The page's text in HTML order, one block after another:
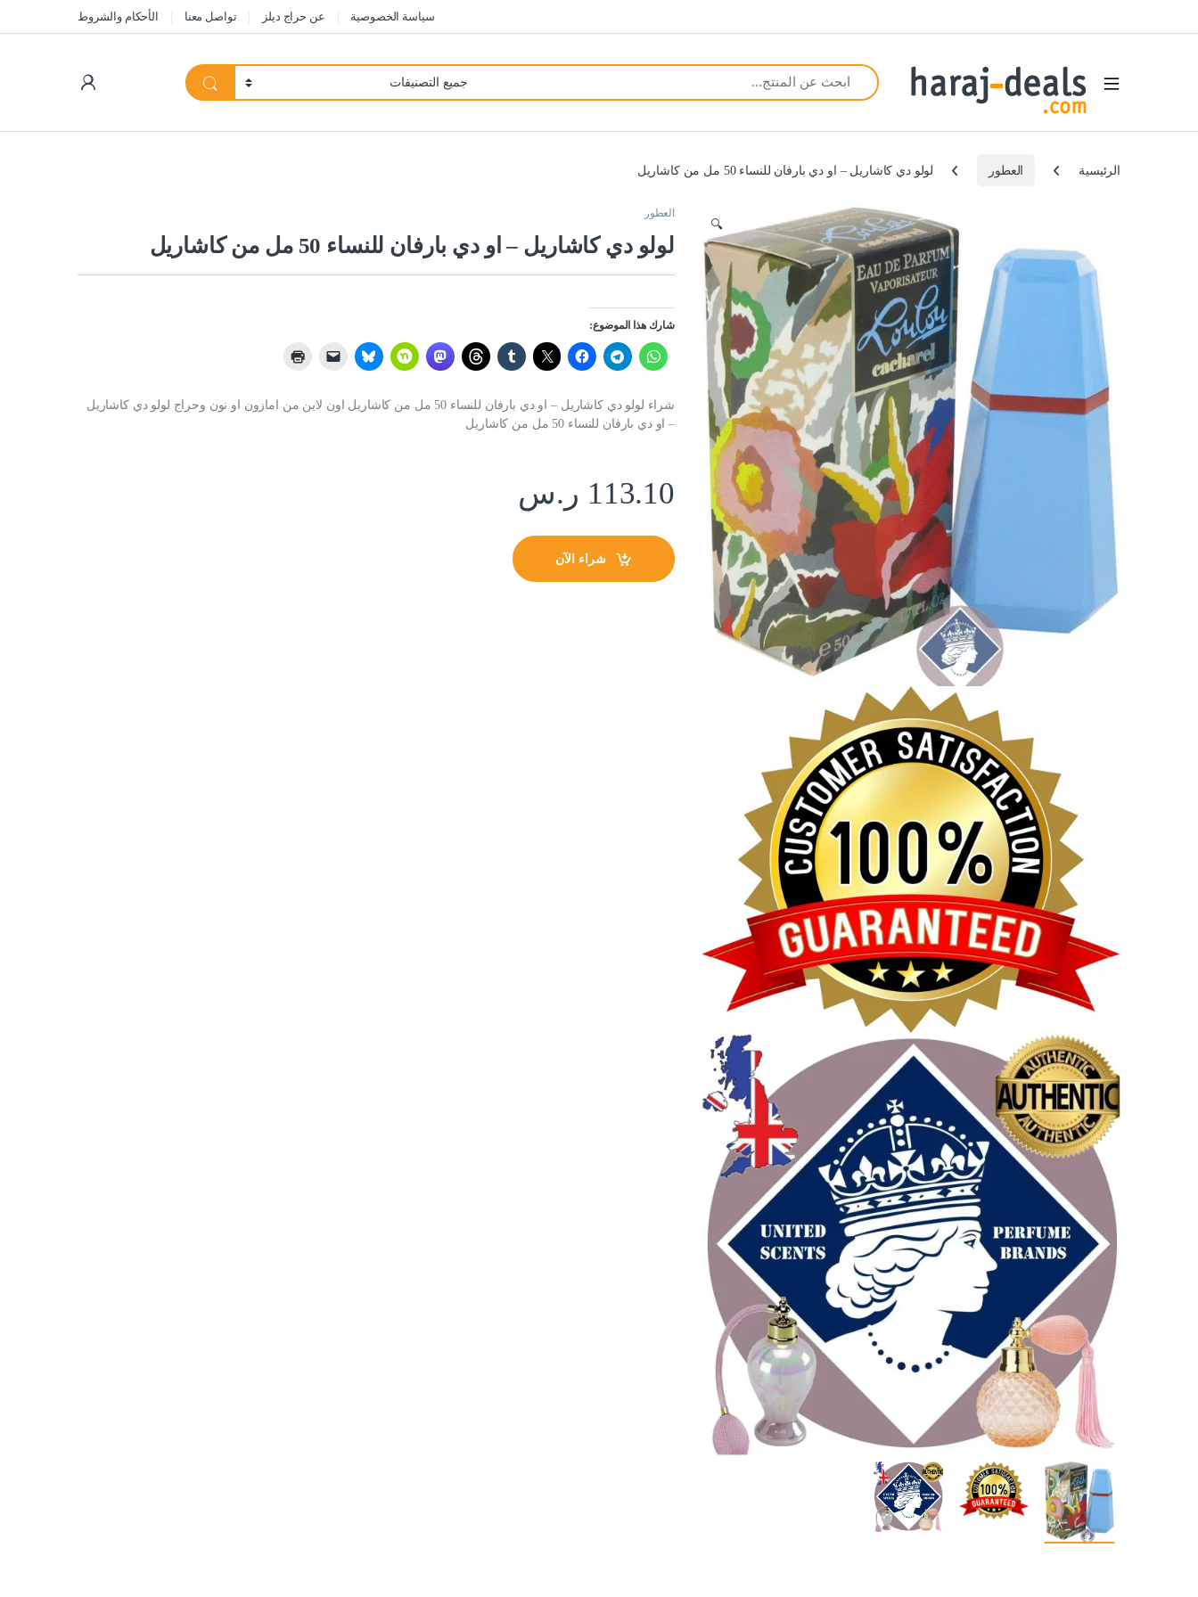
سياسة الخصوصية عن حراج ديلز تواصل معنا الأحكام والشروط
Open
Search for:
الرئيسية العطور لولو دي كاشاريل – او دي بارفان للنساء 50 مل من كاشاريل
🔍
العطور
لولو دي كاشاريل – او دي بارفان للنساء 50 مل من كاشاريل
شارك هذا الموضوع:
شراء لولو دي كاشاريل – او دي بارفان للنساء 50 مل من كاشاريل اون لاين من امازون او نون وحراج لولو دي كاشاريل
– او دي بارفان للنساء 50 مل من كاشاريل
113.10 ر.س
شراء الآن